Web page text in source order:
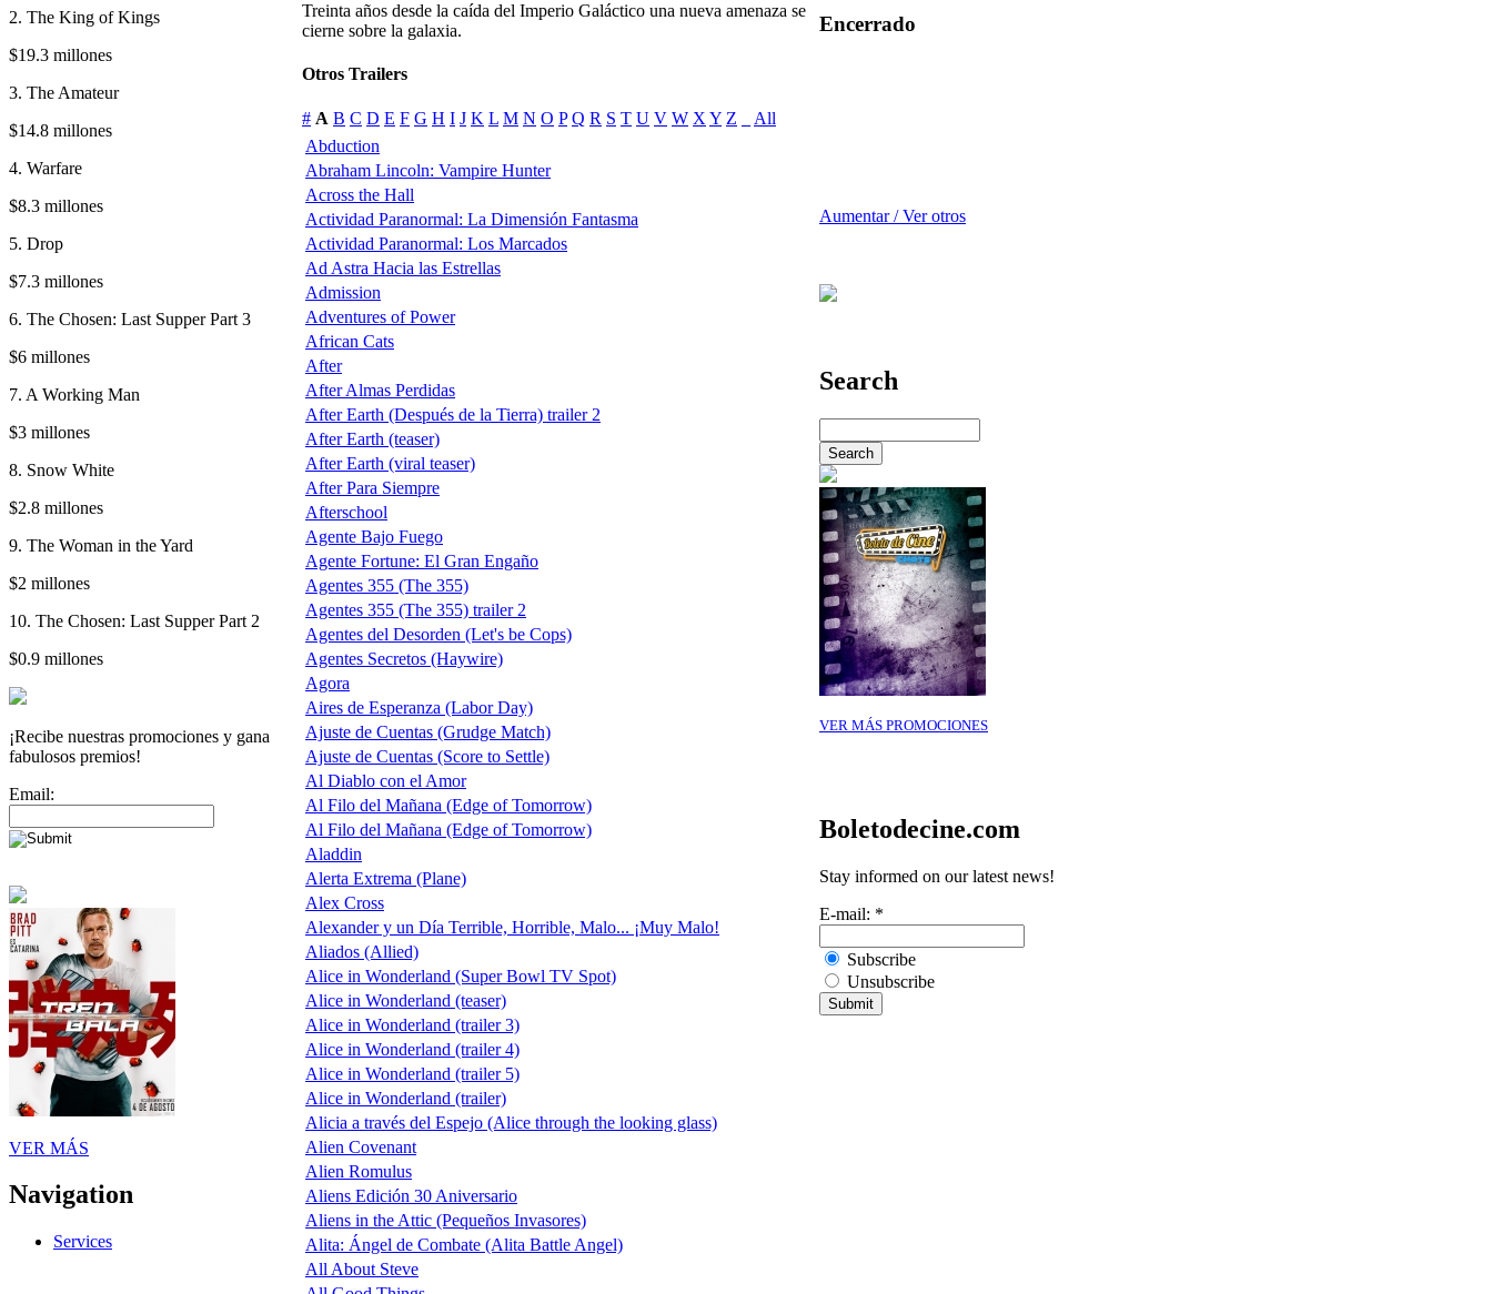
2. The King of Kings
$19.3 millones
3. The Amateur
$14.8 millones
4. Warfare
$8.3 millones
5. Drop
$7.3 millones
6. The Chosen: Last Supper Part 3
$6 millones
7. A Working Man
$3 millones
8. Snow White
$2.8 millones
9. The Woman in the Yard
$2 millones
10. The Chosen: Last Supper Part 2
$0.9 millones
¡Recibe nuestras promociones y gana
fabulosos premios!
Email:
VER MÁS
Navigation
Services
Treinta años desde la caída del Imperio Galáctico una nueva amenaza se
cierne sobre la galaxia.
Otros Trailers
# A B C D E F G H I J K L M N O P Q R S T U V W X Y Z
All
Abduction
Abraham Lincoln: Vampire Hunter
Across the Hall
Actividad Paranormal: La Dimensión Fantasma
Actividad Paranormal: Los Marcados
Ad Astra Hacia las Estrellas
Admission
Adventures of Power
African Cats
After
After Almas Perdidas
After Earth (Después de la Tierra) trailer 2
After Earth (teaser)
After Earth (viral teaser)
After Para Siempre
Afterschool
Agente Bajo Fuego
Agente Fortune: El Gran Engaño
Agentes 355 (The 355)
Agentes 355 (The 355) trailer 2
Agentes del Desorden (Let's be Cops)
Agentes Secretos (Haywire)
Agora
Aires de Esperanza (Labor Day)
Ajuste de Cuentas (Grudge Match)
Ajuste de Cuentas (Score to Settle)
Al Diablo con el Amor
Al Filo del Mañana (Edge of Tomorrow)
Al Filo del Mañana (Edge of Tomorrow)
Aladdin
Alerta Extrema (Plane)
Alex Cross
Alexander y un Día Terrible, Horrible, Malo... ¡Muy Malo!
Aliados (Allied)
Alice in Wonderland (Super Bowl TV Spot)
Alice in Wonderland (teaser)
Alice in Wonderland (trailer 3)
Alice in Wonderland (trailer 4)
Alice in Wonderland (trailer 5)
Alice in Wonderland (trailer)
Alicia a través del Espejo (Alice through the looking glass)
Alien Covenant
Alien Romulus
Aliens Edición 30 Aniversario
Aliens in the Attic (Pequeños Invasores)
Alita: Ángel de Combate (Alita Battle Angel)
All About Steve
Encerrado
Aumentar / Ver otros
Search
VER MÁS PROMOCIONES
Boletodecine.com
Stay informed on our latest news!
E-mail: *
Subscribe
Unsubscribe